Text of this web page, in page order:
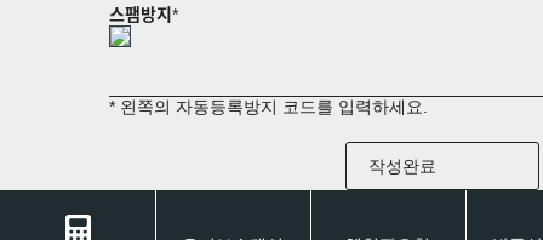
스팸방지*
* 왼쪽의 자동등록방지 코드를 입력하세요.